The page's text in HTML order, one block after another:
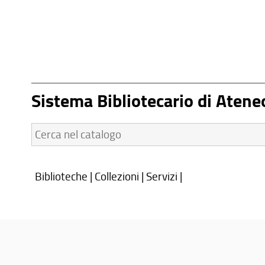
Sistema Bibliotecario di
Cerca
nel
Biblioteche | Collezioni | Servizi |